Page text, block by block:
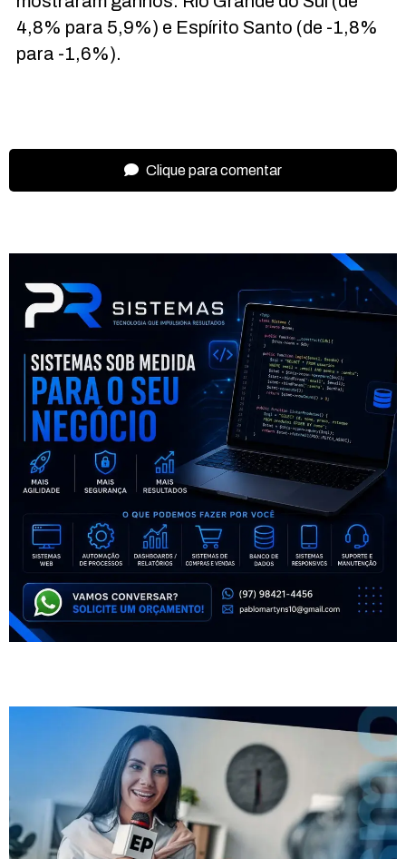
4,8% para 5,9%) e Espírito Santo (de -1,8%
para -1,6%).
Clique para comentar